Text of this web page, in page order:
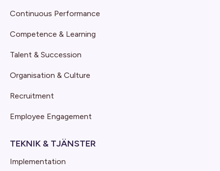
Continuous Performance
Competence & Learning
Talent & Succession
Organisation & Culture
Recruitment
Employee Engagement
TEKNIK & TJÄNSTER
Implementation